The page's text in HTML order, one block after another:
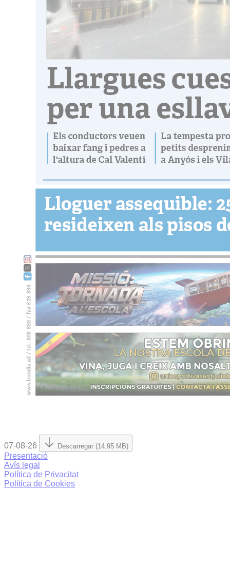
07-08-26 Descarregar (14.95 MB)
Presentació
Avís legal
Política de Privacitat
Política de Cookies